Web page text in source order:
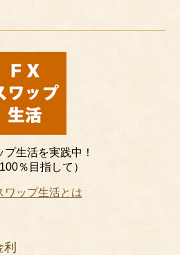
プ生活を実践中！
％目指して）
ップ生活とは